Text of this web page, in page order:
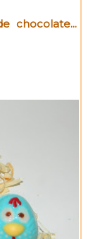
chocolate...